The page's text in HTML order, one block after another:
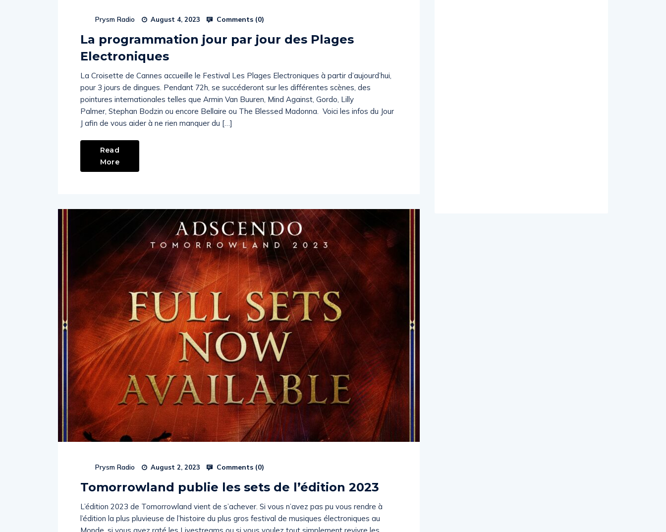
Prysm Radio August 4, 2023 Comments (0)
La programmation jour par jour des Plages
Electroniques
La Croisette de Cannes accueille le Festival Les Plages Electroniques à partir d’aujourd’hui,
pour 3 jours de dingues. Pendant 72h, se succéderont sur les différentes scènes, des
pointures internationales telles que Armin Van Buuren, Mind Against, Gordo, Lilly
Palmer, Stephan Bodzin ou encore Bellaire ou The Blessed Madonna. Voici les infos du Jour
J afin de vous aider à ne rien manquer du […]
Read
More
Prysm Radio August 2, 2023 Comments (0)
Tomorrowland publie les sets de l’édition 2023
L’édition 2023 de Tomorrowland vient de s’achever. Si vous n’avez pas pu vous rendre à
l’édition la plus pluvieuse de l’histoire du plus gros festival de musiques électroniques au